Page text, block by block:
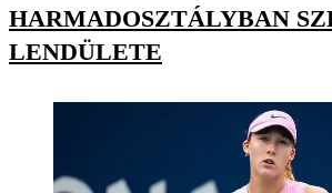
HARMADOSZTÁLYBAN
LENDÜLETE